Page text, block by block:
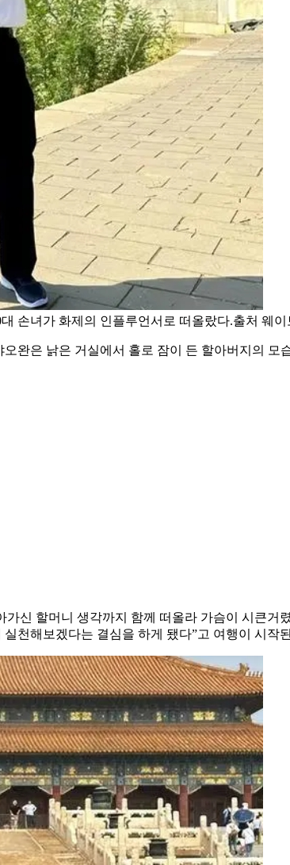
손녀가 화제의 인플루언서로 떠올랐다.출처 웨이
완은 낡은 거실에서 홀로 잠이 든 할아버지의
신 할머니 생각까지 함께 떠올라 가슴이 시큰거
천해보겠다는 결심을 하게 됐다”고 여행이 시작